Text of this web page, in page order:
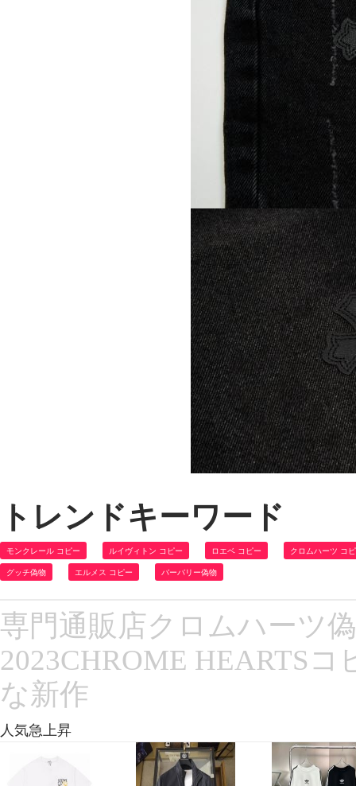
トレンドキーワード
モンクレール コピー ルイヴィトン コピー ロエベ コピー クロムハーツ コ
グッチ偽物 エルメス コピー バーバリー偽物
専門通販店クロムハーツ
2023CHROME HEARTS
な新作
人気急上昇